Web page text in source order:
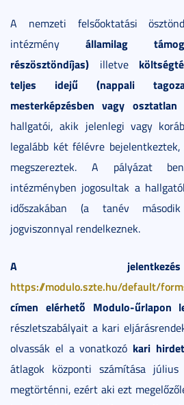
A nemzeti felsőoktatási
intézmény államilag
részösztöndíjas) illetve
teljes idejű (nappali
mesterképzésben vagy osztatlan
hallgatói, akik jelenlegi vagy
legalább két félévre
megszereztek. A pályázat
intézményben jogosultak a
időszakában (a tanév
jogviszonnyal rendelkeznek.
A
https://modulo.szte.hu/default/
címen elérhető Modulo-űrlapon
részletszabályait a kari
olvassák el a vonatkozó kari
átlagok központi számítása
megtörténni, ezért aki ezt